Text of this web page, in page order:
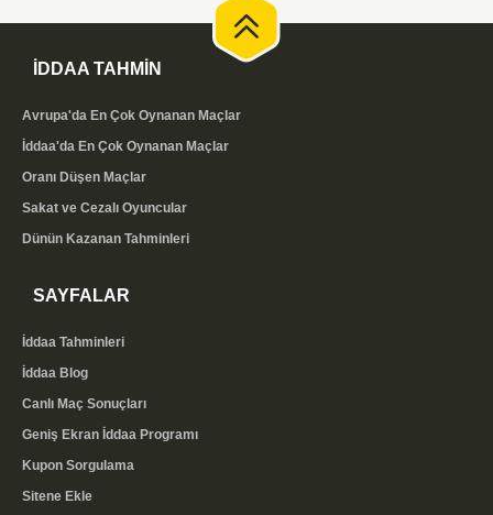
İDDAA TAHMİN
Avrupa'da En Çok Oynanan Maçlar
İddaa'da En Çok Oynanan Maçlar
Oranı Düşen Maçlar
Sakat ve Cezalı Oyuncular
Dünün Kazanan Tahminleri
SAYFALAR
İddaa Tahminleri
İddaa Blog
Canlı Maç Sonuçları
Geniş Ekran İddaa Programı
Kupon Sorgulama
Sitene Ekle